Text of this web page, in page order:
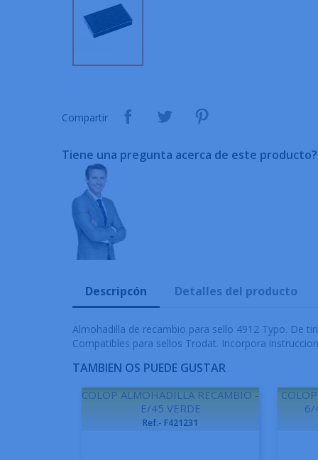
Compartir
Tiene una pregunta acerca de este producto?
Descripcón Detalles del producto
Almohadilla de recambio para sello 4912 Typo. De
Compatibles para sellos Trodat. Incorpora
TAMBIEN OS PUEDE GUSTAR
COLOP ALMOHADILLA RECAMBIO -
E/45 VERDE
Ref.- F421231
6/